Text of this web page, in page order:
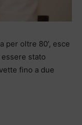
per oltre 80’, esce
stato
fino a due